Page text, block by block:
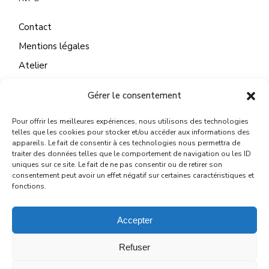
Gérer le consentement
Pour offrir les meilleures expériences, nous utilisons des technologies
telles que les cookies pour stocker et/ou accéder aux informations des
appareils. Le fait de consentir à ces technologies nous permettra de
traiter des données telles que le comportement de navigation ou les ID
uniques sur ce site. Le fait de ne pas consentir ou de retirer son
consentement peut avoir un effet négatif sur certaines caractéristiques et
fonctions.
Accepter
Refuser
Contact
Mentions légales
Atelier
CONTACT
22 Quai du Mail
45130 Meung sur Loire